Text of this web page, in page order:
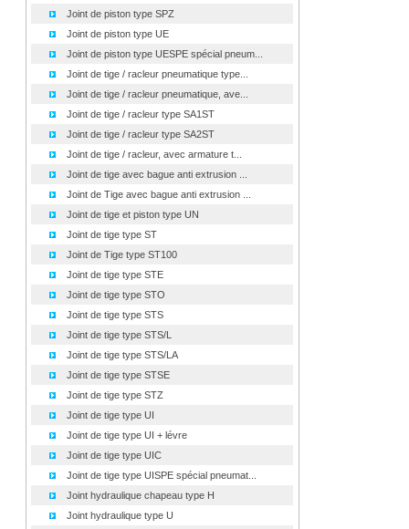
Joint de piston type SPZ
Joint de piston type UE
Joint de piston type UESPE spécial pneum...
Joint de tige / racleur pneumatique type...
Joint de tige / racleur pneumatique, ave...
Joint de tige / racleur type SA1ST
Joint de tige / racleur type SA2ST
Joint de tige / racleur, avec armature t...
Joint de tige avec bague anti extrusion ...
Joint de Tige avec bague anti extrusion ...
Joint de tige et piston type UN
Joint de tige type ST
Joint de Tige type ST100
Joint de tige type STE
Joint de tige type STO
Joint de tige type STS
Joint de tige type STS/L
Joint de tige type STS/LA
Joint de tige type STSE
Joint de tige type STZ
Joint de tige type UI
Joint de tige type UI + lévre
Joint de tige type UIC
Joint de tige type UISPE spécial pneumat...
Joint hydraulique chapeau type H
Joint hydraulique type U